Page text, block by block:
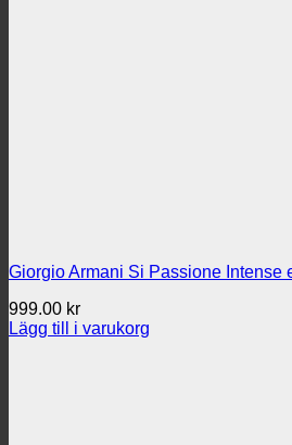
Giorgio Armani Si Passione Intense
999.00 kr
Lägg till i varukorg